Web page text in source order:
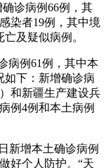
诊病例66例，其
染者19例，其中境
及疑似病例。
病例61例，其中本
如下：新增确诊病
和新疆生产建设兵
例4例和本土病例
新增本土确诊病例
好个人防护。“天